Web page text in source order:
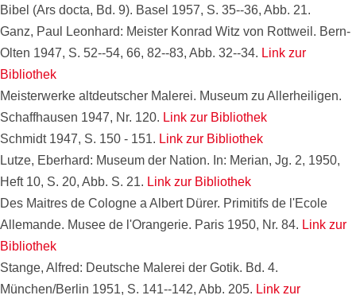
Bibel (Ars docta, Bd. 9). Basel 1957, S. 35--36, Abb. 21.
Ganz, Paul Leonhard: Meister Konrad Witz von Rottweil. Bern-
Olten 1947, S. 52--54, 66, 82--83, Abb. 32--34. Link zur
Bibliothek
Meisterwerke altdeutscher Malerei. Museum zu Allerheiligen.
Schaffhausen 1947, Nr. 120. Link zur Bibliothek
Schmidt 1947, S. 150 - 151. Link zur Bibliothek
Lutze, Eberhard: Museum der Nation. In: Merian, Jg. 2, 1950,
Heft 10, S. 20, Abb. S. 21. Link zur Bibliothek
Des Maitres de Cologne a Albert Dürer. Primitifs de l'Ecole
Allemande. Musee de l'Orangerie. Paris 1950, Nr. 84. Link zur
Bibliothek
Stange, Alfred: Deutsche Malerei der Gotik. Bd. 4.
München/Berlin 1951, S. 141--142, Abb. 205. Link zur